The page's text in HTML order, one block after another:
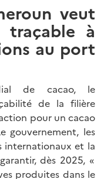
veut
traçable à
au port
de cacao, le
de la filière
pour un cacao
gouvernement, les
internationaux et la
dès 2025, «
produites dans le